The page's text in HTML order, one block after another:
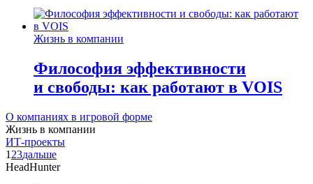
Жизнь в компании
Философия эффективности
и свободы: как работают в VOIS
О компаниях в игровой форме
Жизнь в компании
ИТ-проекты
1 23дальше
HeadHunter